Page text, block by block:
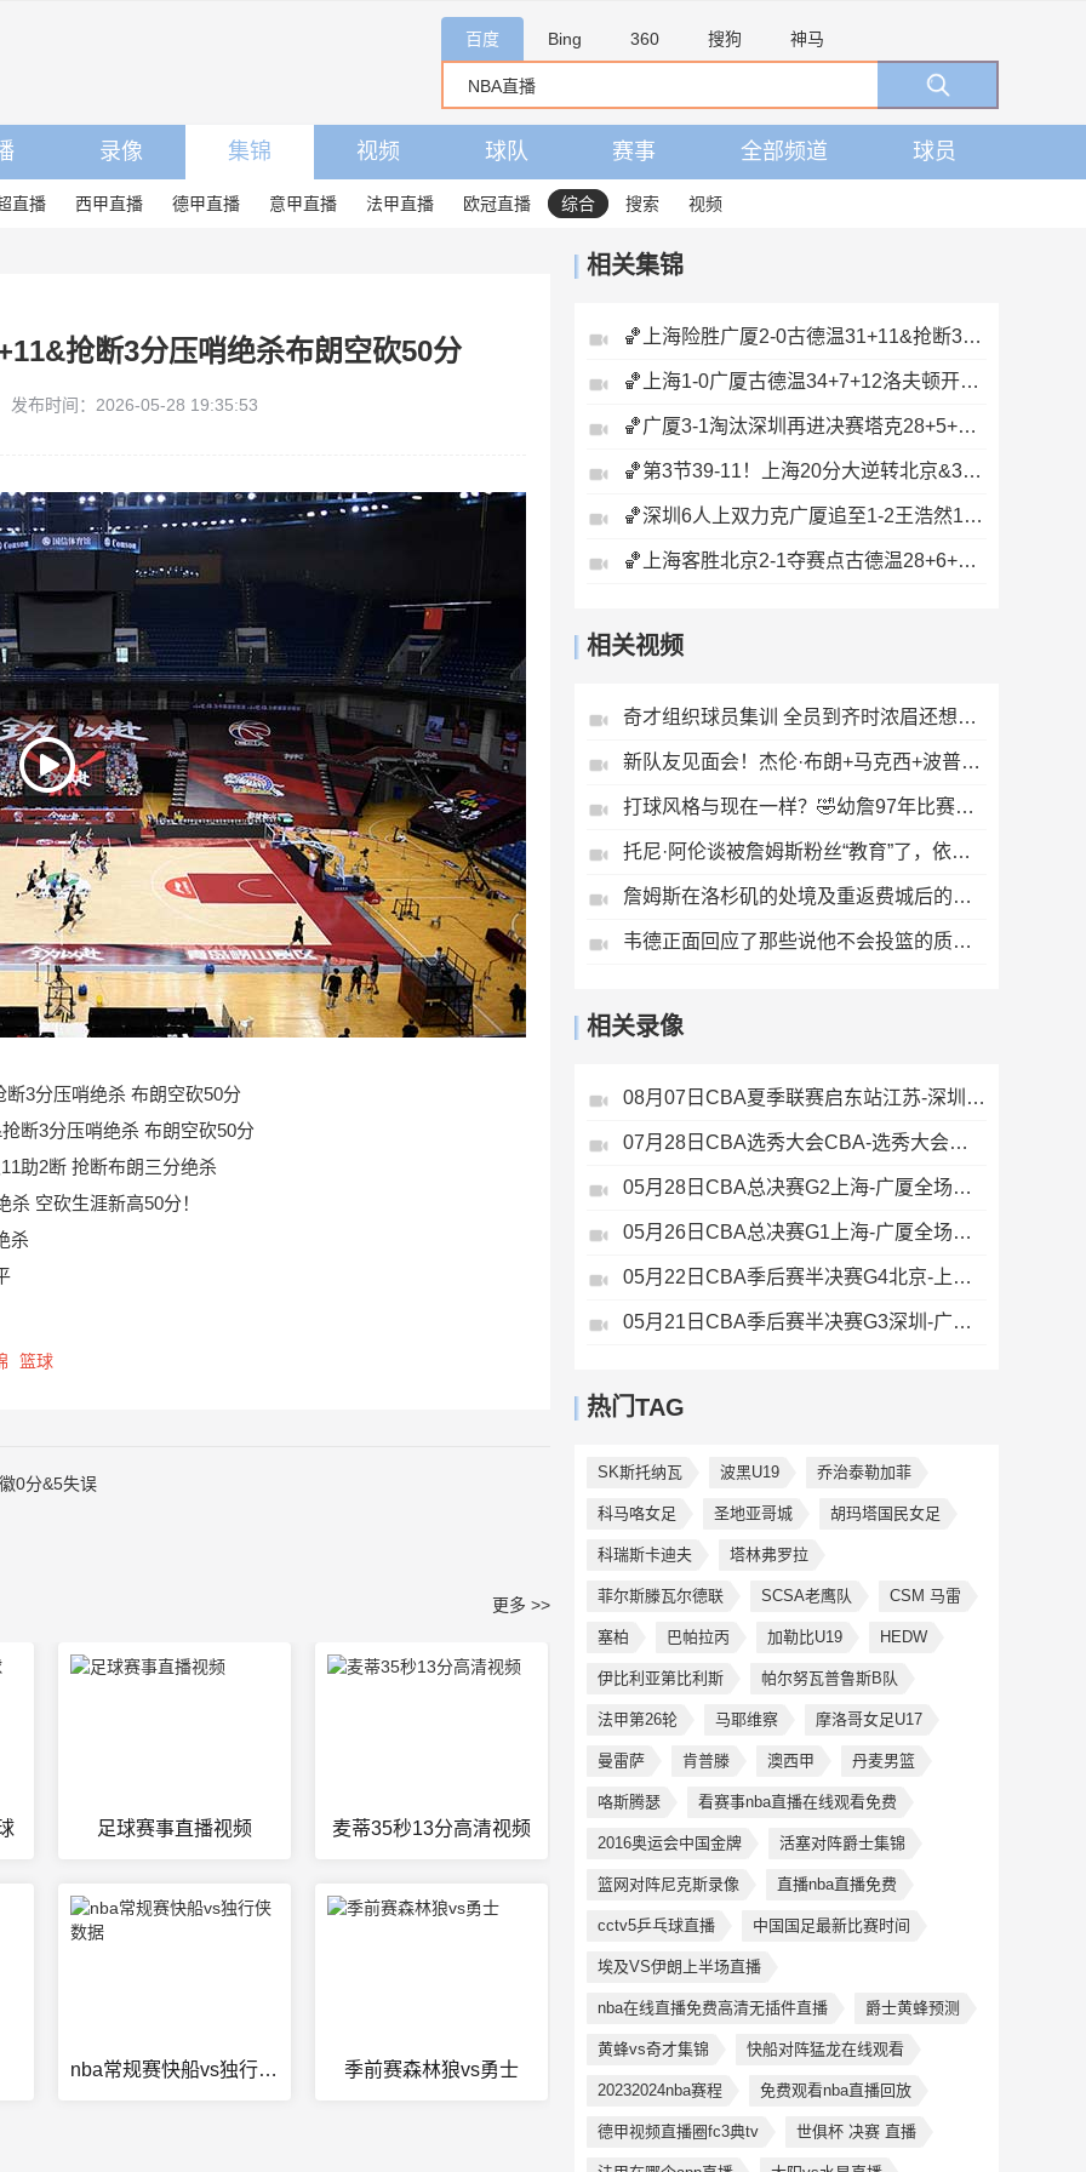
百度 Bing 360 搜狗 神马
录像 集锦 视频 球队 赛事 全部频道 球员
直播 西甲直播 德甲直播 意甲直播 法甲直播 欧冠直播 综合 搜索 视频
抢断3分压哨绝杀布朗空砍50分
发布时间：2026-05-28 19:35:53
3分压哨绝杀 布朗空砍50分
断3分压哨绝杀 布朗空砍50分
助2断 抢断布朗三分绝杀
空砍生涯新高50分！
杀
篮球
0分&5失误
更多 >>
足球赛事直播视频 麦蒂35秒13分高清视频
nba常规赛快船vs独行侠数据 季前赛森林狼vs勇士
相关集锦
🏀上海险胜广厦2-0古德温31+11&抢断3分压哨绝杀布朗空砍50分
🏀上海1-0广厦古德温34+7+12洛夫顿开场伤退孙铭徽0分&5失误
🏀广厦3-1淘汰深圳再进决赛塔克28+5+6胡金秋15+8贺希宁12分
🏀第3节39-11！上海20分大逆转北京&3-1闯入总决赛刘铮5记三分
🏀深圳6人上双力克广厦追至1-2王浩然13+5布朗32+5+5&6失误
🏀上海客胜北京2-1夺赛点古德温28+6+6白边18+11周琦7+8+4帽
相关视频
奇才组织球员集训 全员到齐时浓眉还想了一句新口号：新开始！
新队友见面会！杰伦·布朗+马克西+波普一起打高尔夫！
打球风格与现在一样？🤣幼詹97年比赛拿下13分4板7助5断
托尼·阿伦谈被詹姆斯粉丝“教育”了，依然坚持自己的篮球判断
詹姆斯在洛杉矶的处境及重返费城后的舆论变化，合着都得挨骂😅
韦德正面回应了那些说他不会投篮的质疑：我的职责是持球冲击禁区
相关录像
08月07日CBA夏季联赛启东站江苏-深圳全场录像
07月28日CBA选秀大会CBA-选秀大会全场录像
05月28日CBA总决赛G2上海-广厦全场录像
05月26日CBA总决赛G1上海-广厦全场录像
05月22日CBA季后赛半决赛G4北京-上海全场录像
05月21日CBA季后赛半决赛G3深圳-广厦全场录像
热门TAG
SK斯托纳瓦 波黑U19 乔治泰勒加菲
科马咯女足 圣地亚哥城 胡玛塔国民女足
科瑞斯卡迪夫 塔林弗罗拉
菲尔斯滕瓦尔德联 SCSA老鹰队 CSM 马雷
塞柏 巴帕拉丙 加勒比U19 HEDW
伊比利亚第比利斯 帕尔努瓦普鲁斯B队
法甲第26轮 马耶维察 摩洛哥女足U17
曼雷萨 肯普滕 澳西甲 丹麦男篮
咯斯腾瑟 看赛事nba直播在线观看免费
2016奥运会中国金牌 活塞对阵爵士集锦
篮网对阵尼克斯录像 直播nba直播免费
cctv5乒乓球直播 中国国足最新比赛时间
埃及VS伊朗上半场直播
nba在线直播免费高清无插件直播 爵士黄蜂预测
黄蜂vs奇才集锦 快船对阵猛龙在线观看
20232024nba赛程 免费观看nba直播回放
德甲视频直播圈fc3典tv 世俱杯 决赛 直播